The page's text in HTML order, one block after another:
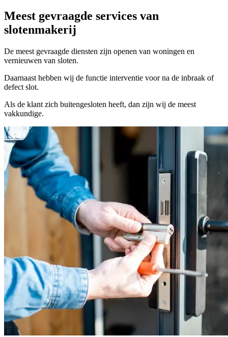
Meest gevraagde services van
slotenmakerij
De meest gevraagde diensten zijn openen van woningen en
vernieuwen van sloten.
Daarnaast hebben wij de functie interventie voor na de inbraak of
defect slot.
Als de klant zich buitengesloten heeft, dan zijn wij de meest
vakkundige.